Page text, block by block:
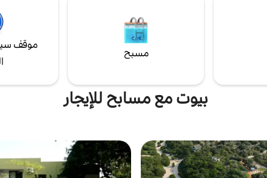
مسبح
موقف
بيوت مع مسابح للإيجار